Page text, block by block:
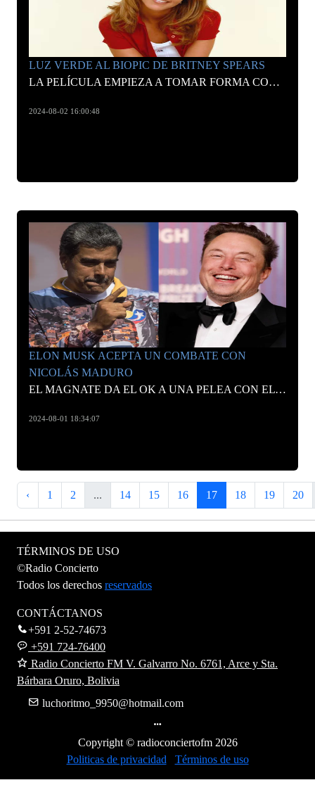
LUZ VERDE AL BIOPIC DE BRITNEY SPEARS
LA PELÍCULA EMPIEZA A TOMAR FORMA CON SU DIRECTOR Y UNA CONEXIÓN CON ARIANA GRANDE
2024-08-02 16:00:48
ELON MUSK ACEPTA UN COMBATE CON
NICOLÁS MADURO
EL MAGNATE DA EL OK A UNA PELEA CON EL PRESIDENTE DE VENEZUELA.
2024-08-01 18:34:07
‹ 1 2 ... 14 15 16 17 18 19 20
TÉRMINOS DE USO
©Radio Concierto
Todos los derechos reservados
CONTÁCTANOS
+591 2-52-74673
+591 724-76400
Radio Concierto FM V. Galvarro No. 6761, Arce y Sta.
Bárbara Oruro, Bolivia
luchoritmo_9950@hotmail.com
Copyright © radioconciertofm 2026
Politicas de privacidad
Términos de uso